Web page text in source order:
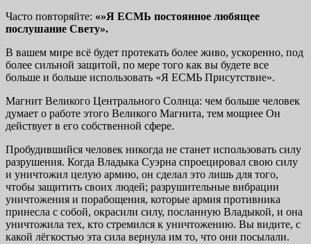
Часто повторяйте: «»Я ЕСМЬ постоянное любящее
послушание Свету».
В вашем мире всё будет протекать более живо, ускоренно, под
более сильной защитой, по мере того как вы будете все
больше и больше использовать «Я ЕСМЬ Присутствие».
Магнит Великого Центрального Солнца: чем больше человек
думает о работе этого Великого Магнита, тем мощнее Он
действует в его собственной сфере.
Пробудившийся человек никогда не станет использовать силу
разрушения. Когда Владыка Суэрна спроецировал свою силу
и уничтожил целую армию, он сделал это лишь для того,
чтобы защитить своих людей; разрушительные вибрации
уничтожения и порабощения, которые армия противника
принесла с собой, окрасили силу, посланную Владыкой, и она
уничтожила тех, кто стремился к уничтожению. Вы видите, с
какой лёгкостью эта сила вернула им то, что они посылали.